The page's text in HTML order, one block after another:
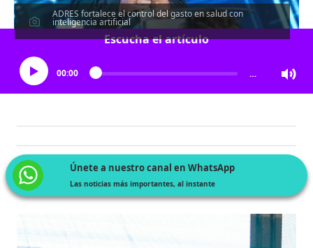
ADRES fortalece el control del gasto en salud con
inteligencia artificial
Escucha el artículo
00:00 …
Únete a nuestro canal en WhatsApp
Las noticias más importantes, al instante